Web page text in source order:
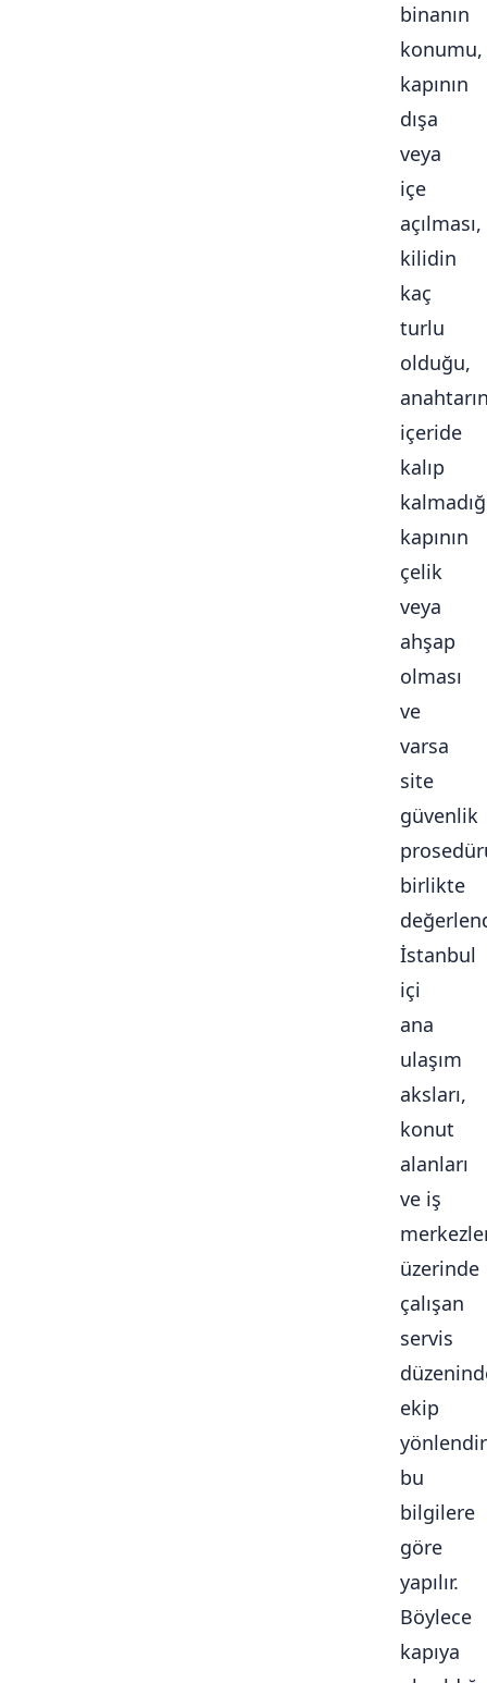
binanın
konumu,
kapının
dışa
veya
içe
açılması,
kilidin
kaç
turlu
olduğu,
içeride
kalıp
kapının
çelik
veya
ahşap
olması
ve
varsa
site
güvenlik
birlikte
İstanbul
içi
ana
ulaşım
aksları,
konut
alanları
ve iş
üzerinde
çalışan
servis
ekip
bu
bilgilere
göre
yapılır.
Böylece
kapıya